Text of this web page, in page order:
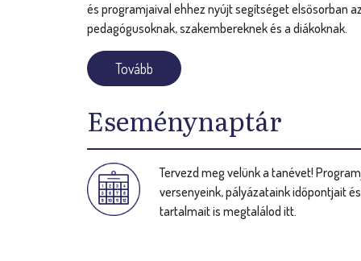
és programjaival ehhez nyújt segítséget elsősorban
pedagógusoknak, szakembereknek és a diákoknak.
Tovább
Eseménynaptár
Tervezd meg velünk a tanévet!
versenyeink, pályázataink időpontjait
tartalmait is megtalálod itt.